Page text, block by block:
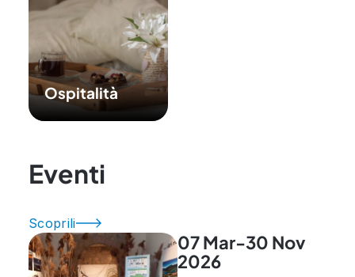
Ospitalità
Eventi
Scoprili
07 Mar-30 Nov
2026